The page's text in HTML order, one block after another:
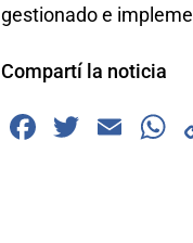
gestionado e
Compartí la noticia
F
T
E